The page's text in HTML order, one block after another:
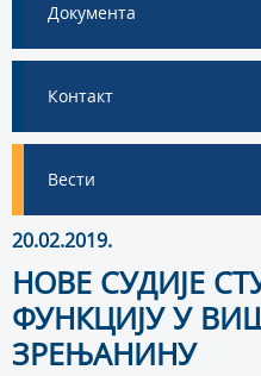
Документа
Контакт
Вести
20.02.2019.
НОВЕ СУДИЈЕ
ФУНКЦИЈУ У
ЗРЕЊАНИНУ